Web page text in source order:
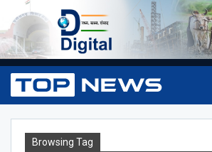
Browsing Tag